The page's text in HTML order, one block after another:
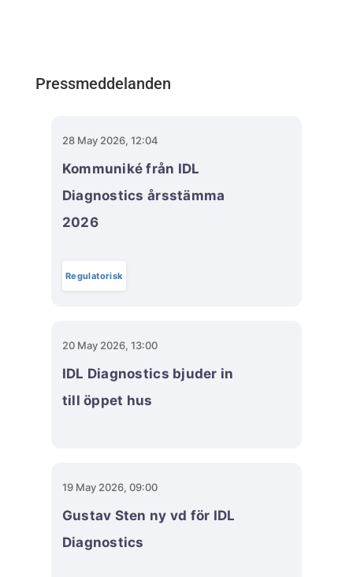
Pressmeddelanden
28 May 2026, 12:04
Kommuniké från IDL
Diagnostics årsstämma
2026
Regulatorisk
20 May 2026, 13:00
IDL Diagnostics bjuder in
till öppet hus
19 May 2026, 09:00
Gustav Sten ny vd för IDL
Diagnostics